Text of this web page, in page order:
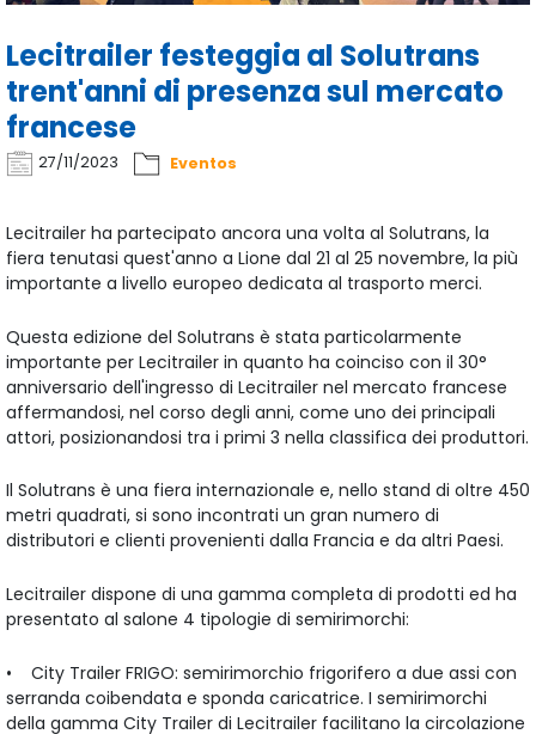
Lecitrailer festeggia al Solutrans
trent'anni di presenza sul mercato
francese
27/11/2023 Eventos
Lecitrailer ha partecipato ancora una volta al Solutrans, la
fiera tenutasi quest'anno a Lione dal 21 al 25 novembre, la più
importante a livello europeo dedicata al trasporto merci.
Questa edizione del Solutrans è stata particolarmente
importante per Lecitrailer in quanto ha coinciso con il 30°
anniversario dell'ingresso di Lecitrailer nel mercato francese
affermandosi, nel corso degli anni, come uno dei principali
attori, posizionandosi tra i primi 3 nella classifica dei produttori.
Il Solutrans è una fiera internazionale e, nello stand di oltre 450
metri quadrati, si sono incontrati un gran numero di
distributori e clienti provenienti dalla Francia e da altri Paesi.
Lecitrailer dispone di una gamma completa di prodotti ed ha
presentato al salone 4 tipologie di semirimorchi:
• City Trailer FRIGO: semirimorchio frigorifero a due assi con
serranda coibendata e sponda caricatrice. I semirimorchi
della gamma City Trailer di Lecitrailer facilitano la circolazione